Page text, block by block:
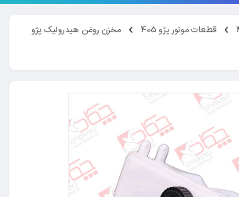
قطعات موتور پژو 405
مخزن روغن هیدرولیک پژو